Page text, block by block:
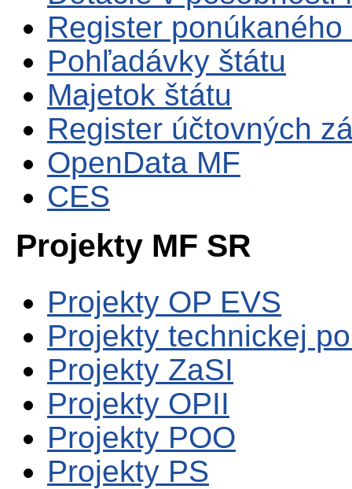
Register
Pohľadávky štátu
Majetok štátu
Register účtovných
OpenData MF
CES
Projekty MF SR
Projekty OP EVS
Projekty technickej
Projekty ZaSI
Projekty OPII
Projekty POO
Projekty PS